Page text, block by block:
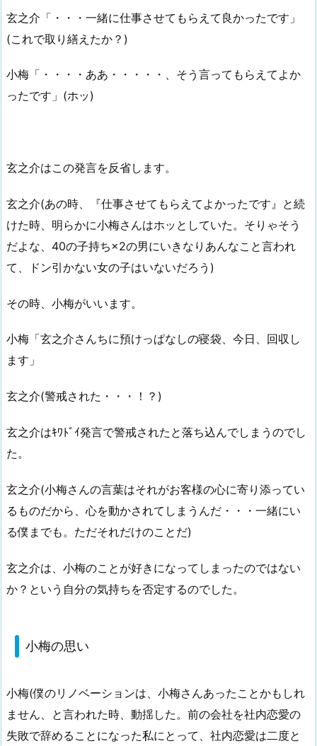
玄之介「・・・一緒に仕事させてもらえて良かったです」
(これで取り繕えたか？)
小梅「・・・・ああ・・・・・、そう言ってもらえてよか
ったです」(ホッ)
玄之介はこの発言を反省します。
玄之介(あの時、『仕事させてもらえてよかったです』と続
けた時、明らかに小梅さんはホッとしていた。そりゃそう
だよな、40の子持ち×2の男にいきなりあんなこと言われ
て、ドン引かない女の子はいないだろう)
その時、小梅がいいます。
小梅「玄之介さんちに預けっぱなしの寝袋、今日、回収し
ます」
玄之介(警戒された・・・！？)
玄之介はｷﾜﾄﾞｲ発言で警戒されたと落ち込んでしまうのでし
た。
玄之介(小梅さんの言葉はそれがお客様の心に寄り添ってい
るものだから、心を動かされてしまうんだ・・・一緒にい
る僕までも。ただそれだけのことだ)
玄之介は、小梅のことが好きになってしまったのではない
か？という自分の気持ちを否定するのでした。
小梅の思い
小梅(僕のリノベーションは、小梅さんあったことかもしれ
ません、と言われた時、動揺した。前の会社を社内恋愛の
失敗で辞めることになった私にとって、社内恋愛は二度と